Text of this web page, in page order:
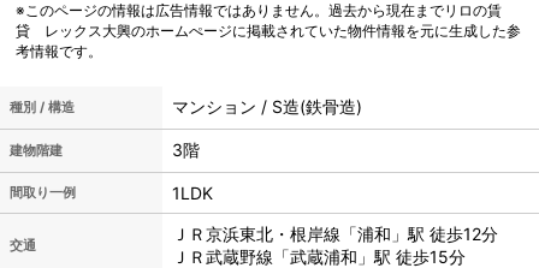
※このページの情報は広告情報ではありません。過去から現在までリロの賃
貸 レックス大興のホームぺージに掲載されていた物件情報を元に生成した参
考情報です。
種別 / 構造 マンション / S造(鉄骨造)
建物階建 3階
間取り一例 1LDK
交通
ＪＲ京浜東北・根岸線「浦和」駅 徒歩12分
ＪＲ武蔵野線「武蔵浦和」駅 徒歩15分